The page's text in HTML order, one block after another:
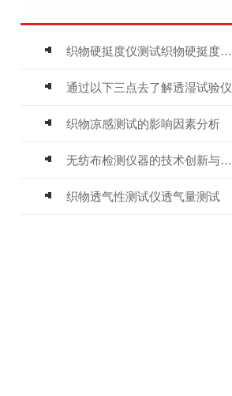
织物硬挺度仪测试织物硬挺度的方法
通过以下三点去了解透湿试验仪
织物凉感测试的影响因素分析
无纺布检测仪器的技术创新与应用前景
织物透气性测试仪透气量测试